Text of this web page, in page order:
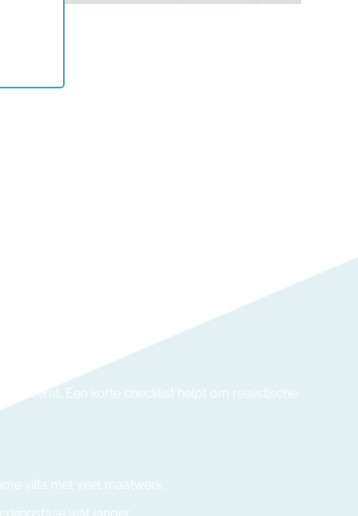
neemt. Een korte checklist helpt om realistische
villa met veel maatwerk.